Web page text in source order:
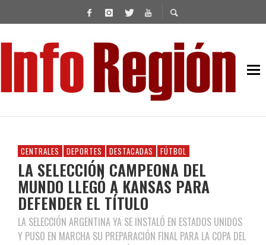
CENTRALES DEPORTES DESTACADAS FÚTBOL
LA SELECCIÓN CAMPEONA DEL
MUNDO LLEGÓ A KANSAS PARA
DEFENDER EL TÍTULO
LA SELECCIÓN ARGENTINA YA SE INSTALÓ EN ESTADOS UNIDOS
Y PUSO EN MARCHA SU PREPARACIÓN FINAL PARA LA COPA DEL